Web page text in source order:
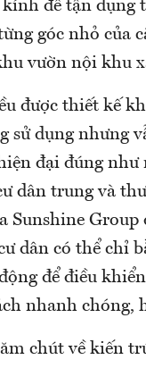
để tận dụng
góc nhỏ của
vườn nội khu
được thiết kế
sử dụng nhưng
đại đúng như
dân trung và
Sunshine Group
dân có thể chỉ
để điều
nhanh chóng,
chút về kiến